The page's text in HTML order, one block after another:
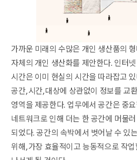
가까운 미래의 수많은 개인 생산품의
자체의 개인 생산화를 제안한다. 인터
시간은 이미 현실의 시간을 따라잡고
공간, 시간, 대상에 상관없이 정보를 교
영역을 제공한다. 업무에서 공간은 중
네트워크로 인해 더는 한 공간에 머물러
되었다. 공간의 속박에서 벗어날 수 있
위해, 가장 효율적이고 능동적으로 작